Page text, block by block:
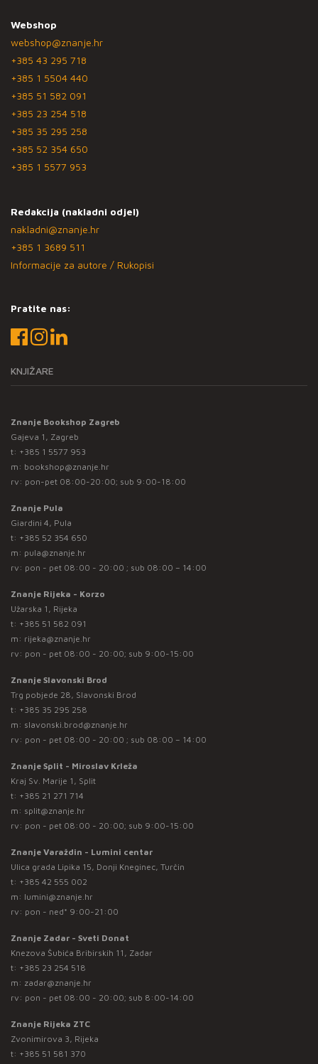
Webshop
webshop@znanje.hr
+385 43 295 718
+385 1 5504 440
+385 51 582 091
+385 23 254 518
+385 35 295 258
+385 52 354 650
+385 1 5577 953
Redakcija (nakladni odjel)
nakladni@znanje.hr
+385 1 3689 511
Informacije za autore / Rukopisi
Pratite nas:
KNJIŽARE
Znanje Bookshop Zagreb
Gajeva 1, Zagreb
t: +385 1 5577 953
m: bookshop@znanje.hr
rv: pon-pet 08:00-20:00; sub 9:00-18:00
Znanje Pula
Giardini 4, Pula
t: +385 52 354 650
m: pula@znanje.hr
rv: pon - pet 08:00 - 20:00 ; sub 08:00 – 14:00
Znanje Rijeka - Korzo
Užarska 1, Rijeka
t: +385 51 582 091
m: rijeka@znanje.hr
rv: pon - pet 08:00 - 20:00; sub 9:00-15:00
Znanje Slavonski Brod
Trg pobjede 28, Slavonski Brod
t: +385 35 295 258
m: slavonski.brod@znanje.hr
rv: pon - pet 08:00 - 20:00 ; sub 08:00 – 14:00
Znanje Split - Miroslav Krleža
Kraj Sv. Marije 1, Split
t: +385 21 271 714
m: split@znanje.hr
rv: pon - pet 08:00 - 20:00; sub 9:00-15:00
Znanje Varaždin - Lumini centar
Ulica grada Lipika 15, Donji Kneginec, Turčin
t: +385 42 555 002
m: lumini@znanje.hr
rv: pon - ned* 9:00-21:00
Znanje Zadar - Sveti Donat
Knezova Šubića Bribirskih 11, Zadar
t: +385 23 254 518
m: zadar@znanje.hr
rv: pon - pet 08:00 - 20:00; sub 8:00-14:00
Znanje Rijeka ZTC
Zvonimirova 3, Rijeka
t: +385 51 581 370